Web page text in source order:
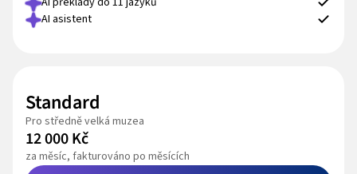
AI asistent
Standard
Pro středně velká muzea
12 000 Kč
za měsíc, fakturováno po měsících